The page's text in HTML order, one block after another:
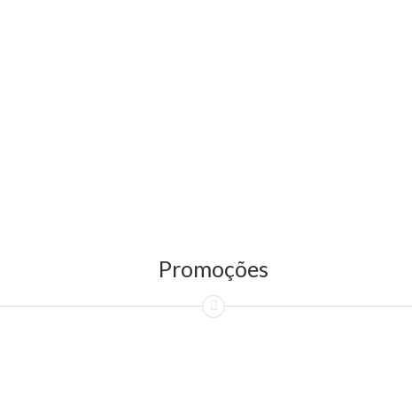
Promoções